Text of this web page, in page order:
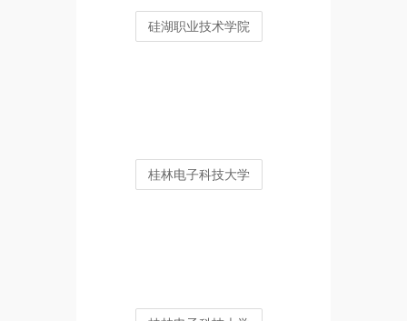
硅湖职业技术学院
桂林电子科技大学